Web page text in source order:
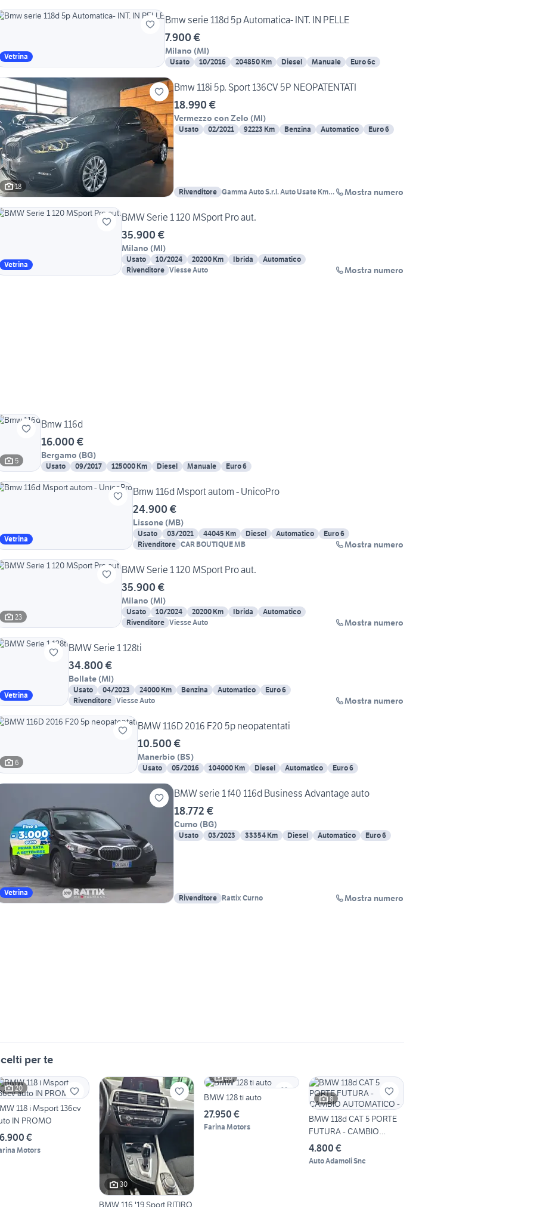
Vetrina
Bmw serie 118d 5p Automatica- INT. IN PELLE
7.900 €
Milano (MI)
Usato 10/2016 204850 Km Diesel Manuale Euro 6c
18
Bmw 118i 5p. Sport 136CV 5P NEOPATENTATI
18.990 €
Vermezzo con Zelo (MI)
Usato 02/2021 92223 Km Benzina Automatico Euro 6
Rivenditore Gamma Auto S.r.l. Auto Usate Km0
Mostra numero
Vetrina
BMW Serie 1 120 MSport Pro aut.
35.900 €
Milano (MI)
Usato 10/2024 20200 Km Ibrida
Automatico
Rivenditore Viesse Auto Mostra numero
5
Bmw 116d
16.000 €
Bergamo (BG)
Usato 09/2017 125000 Km Diesel Manuale Euro 6
Vetrina
Bmw 116d Msport autom - UnicoPro
24.900 €
Lissone (MB)
Usato 03/2021 44045 Km Diesel Automatico
Euro 6
Rivenditore CAR BOUTIQUE MB Mostra numero
23
BMW Serie 1 120 MSport Pro aut.
35.900 €
Milano (MI)
Usato 10/2024 20200 Km Ibrida
Automatico
Rivenditore Viesse Auto Mostra numero
Vetrina
BMW Serie 1 128ti
34.800 €
Bollate (MI)
Usato 04/2023 24000 Km Benzina Automatico
Euro 6
Rivenditore Viesse Auto Mostra numero
6
BMW 116D 2016 F20 5p neopatentati
10.500 €
Manerbio (BS)
Usato 05/2016 104000 Km Diesel Automatico Euro 6
Vetrina
BMW serie 1 f40 116d Business Advantage auto
18.772 €
Curno (BG)
Usato 03/2023 33354 Km Diesel Automatico Euro 6
Rivenditore Rattix Curno Mostra numero
per te
20
118 i Msport 136cv
IN PROMO
€
Motors
30
BMW 116 '19 Sport RITIRO
20
BMW 128 ti auto
27.950 €
Farina Motors
8
BMW 118d CAT 5 PORTE
FUTURA - CAMBIO
AUTOMATICO -
4.800 €
Auto Adamoli Snc